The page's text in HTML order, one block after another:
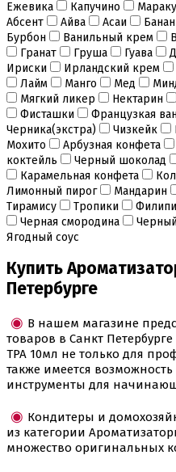
Инструменты
Плунжеры
Коврики
Ленты
Ежевика
Капучино
Абсент
Айва Асаи Банан
Бурбон
Ванильный крем
Гранат
Груша Гуава
Ириски
Ирландский крем
Лайм
Манго Мед
Мягкий ликер
Нектарин
Фисташки
Французкая
Черника(экстра)
Чизкейк
Мохито
Арбузная конфета
коктейль
Черный шоколад
Карамельная конфета
Лимонный пирог
Мандарин
Тирамису
Тропики
Черная смородина
Ягодный соус
Купить
Петербурге
В нашем магазине
товаров в Санкт
TPA 10мл не только для
также имеется
инструменты для
Кондитеры и
из категории
множество оригинальных